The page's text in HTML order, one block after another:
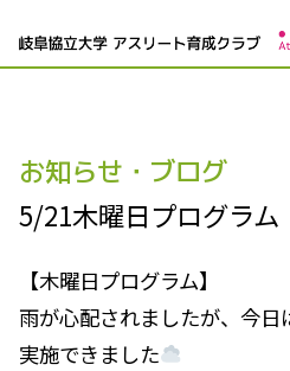
お知らせ・ブログ
5/21木曜日プログラム
【木曜日プログラム】
雨が心配されましたが、今
実施できました